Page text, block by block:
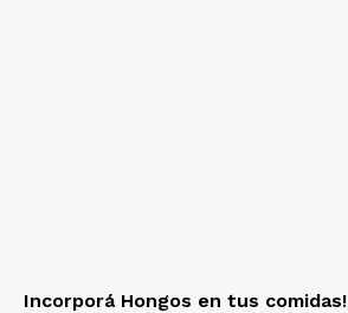
Incorporá Hongos en tus comidas!